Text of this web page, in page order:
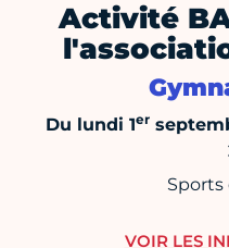
Activité
Du lundi 1er
VOIR LES